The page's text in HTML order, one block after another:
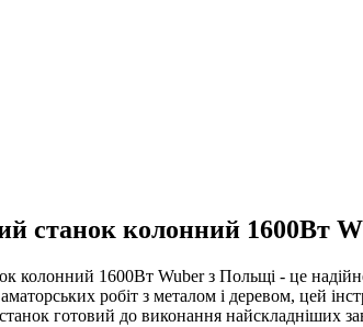
станок колонний 1600Вт
колонний 1600Вт Wuber з Польщі - це
робіт з металом і деревом, цей
готовий до виконання найскладніших